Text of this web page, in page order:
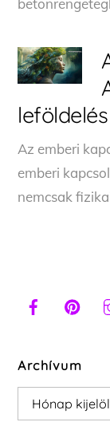
Az emberi
emberi
nemcsak
Archívum
Archívum